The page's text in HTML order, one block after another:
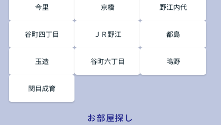
今里 京橋 野江内代
谷町四丁目 ＪＲ野江 都島
玉造 谷町六丁目 鴫野
関目成育
お部屋探し